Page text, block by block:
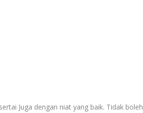
Juga dengan niat yang baik. Tidak boleh